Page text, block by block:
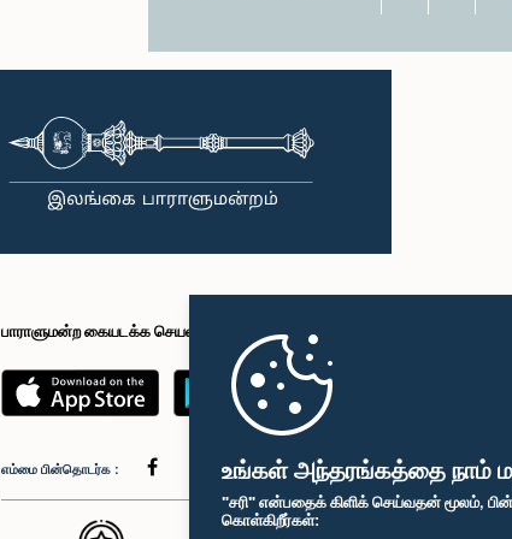
உங்கள் அந்தரங்கத்தை நாம்
"சரி" என்பதைக் கிளிக் செய்வதன் மூலம்,
கொள்கிறீர்கள்:
பாராளுமன்ற கையடக்க செயலி
எம்மை பின்தொடர்க :